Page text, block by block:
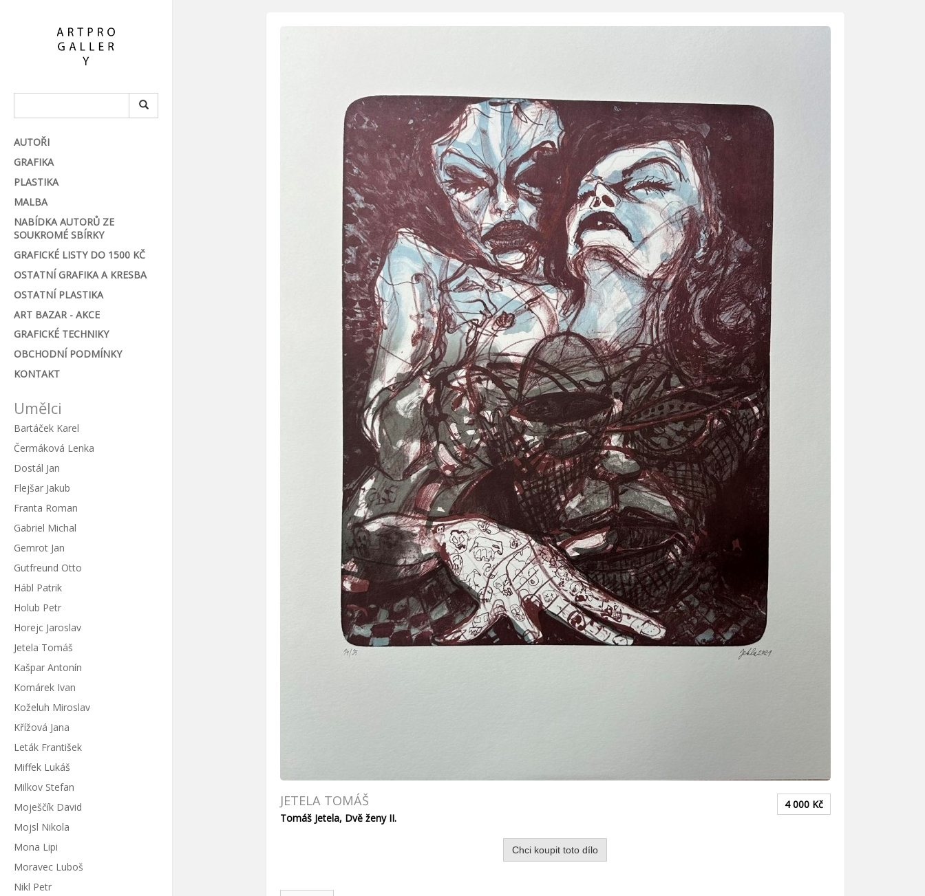
AUTOŘI
GRAFIKA
PLASTIKA
MALBA
NABÍDKA AUTORŮ ZE
SOUKROMÉ SBÍRKY
GRAFICKÉ LISTY DO 1500 KČ
OSTATNÍ GRAFIKA A KRESBA
OSTATNÍ PLASTIKA
ART BAZAR - AKCE
GRAFICKÉ TECHNIKY
OBCHODNÍ PODMÍNKY
KONTAKT
Umělci
Bartáček Karel
Čermáková Lenka
Dostál Jan
Flejšar Jakub
Franta Roman
Gabriel Michal
Gemrot Jan
Gutfreund Otto
Hábl Patrik
Holub Petr
Horejc Jaroslav
Jetela Tomáš
Kašpar Antonín
Komárek Ivan
Koželuh Miroslav
Křížová Jana
Leták František
Miffek Lukáš
Milkov Stefan
Moješčík David
Mojsl Nikola
Mona Lipi
Moravec Luboš
Nikl Petr
4 000 Kč
JETELA TOMÁŠ
Tomáš Jetela, Dvě ženy II.
Chci koupit toto dílo